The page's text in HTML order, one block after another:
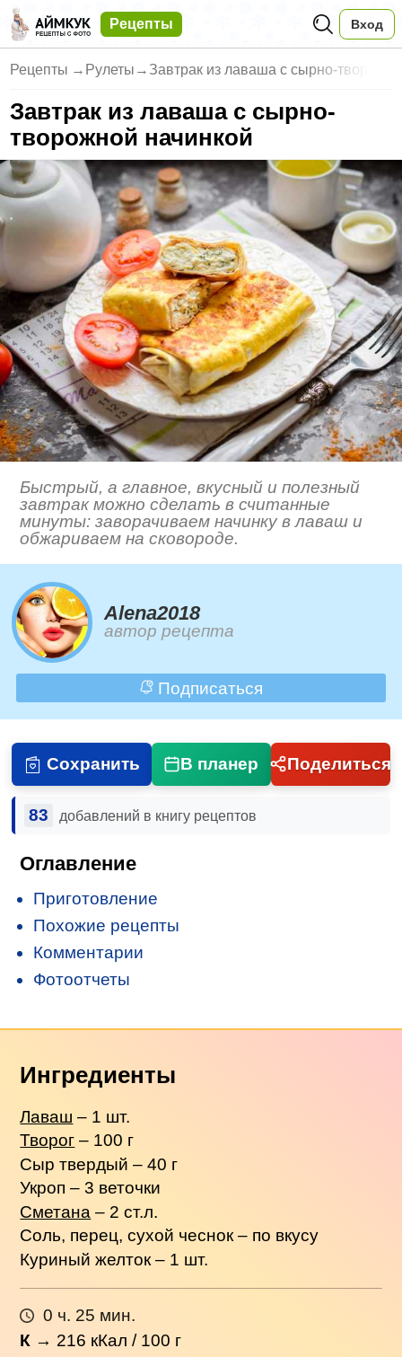
Рецепты Вход
Рецепты → Рулеты → Завтрак из лаваша с сырно-твор
Завтрак из лаваша с сырно-
творожной начинкой
Быстрый, а главное, вкусный и полезный
завтрак можно сделать в считанные
минуты: заворачиваем начинку в лаваш и
обжариваем на сковороде.
Alena2018
автор рецепта
Подписаться
Сохранить В планер Поделиться
83 добавлений в книгу рецептов
Оглавление
Приготовление
Похожие рецепты
Комментарии
Фотоотчеты
Ингредиенты
Лаваш – 1 шт.
Творог – 100 г
Сыр твердый – 40 г
Укроп – 3 веточки
Сметана – 2 ст.л.
Соль, перец, сухой чеснок – по вкусу
Куриный желток – 1 шт.
0 ч. 25 мин.
К → 216 кКал / 100 г